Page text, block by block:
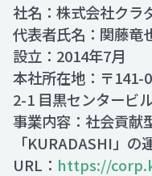
社名：株式会社クラ
代表者氏名：関藤竜
設立：2014年7月
本社所在地：〒141-
2-1 目黒センタービ
事業内容：社会貢献
「KURADASHI」の
URL： https://